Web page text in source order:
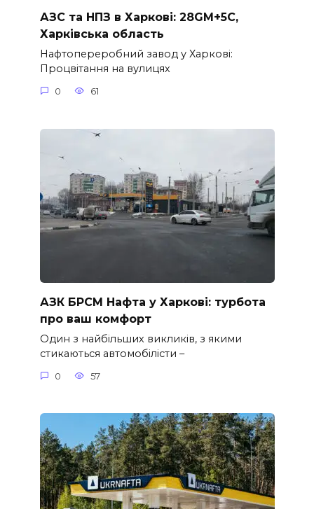
АЗС та НПЗ в Харкові: 28GM+5C,
Харківська область
Нафтопереробний завод у Харкові:
Процвітання на вулицях
0 61
АЗК БРСМ Нафта у Харкові: турбота
про ваш комфорт
Один з найбільших викликів, з якими
стикаються автомобілісти –
0 57